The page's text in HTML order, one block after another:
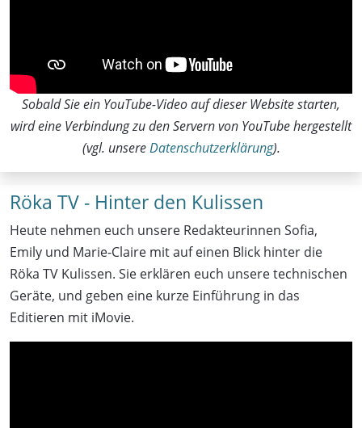
Sobald Sie ein YouTube-Video auf dieser Website starten,
wird eine Verbindung zu den Servern von YouTube hergestellt
(vgl. unsereDatenschutzerklärung).
Röka TV - Hinter den Kulissen
Heute nehmen euch unsere Redakteurinnen Sofia,
Emily und Marie-Claire mit auf einen Blick hinter die
Röka TV Kulissen. Sie erklären euch unsere technischen
Geräte, und geben eine kurze Einführung in das
Editieren mit iMovie.